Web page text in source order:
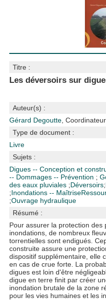
Titre :
Les déversoirs sur
Auteur(s) :
Gérard Degoutte , Coordinateur
Type de document :
Livre
Sujets :
Digues -- Conception et
-- Dommages -- Prévention ;
des eaux pluviales ;Déversoirs;
;Inondations -- Maîtrise
;Ouvrage hydraulique
Résumé :
Pour assurer la protection des
inondations, de nombreux
torrentielles sont endigués.
construite assure une
dispositif supplémentaire, elle
en cas de crue forte. La
digues est loin d'être
digue en terre finit par créer
inondation brutale de la zone
pour les vies humaines et les